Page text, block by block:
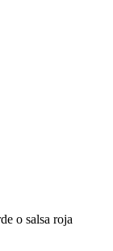
o salsa roja